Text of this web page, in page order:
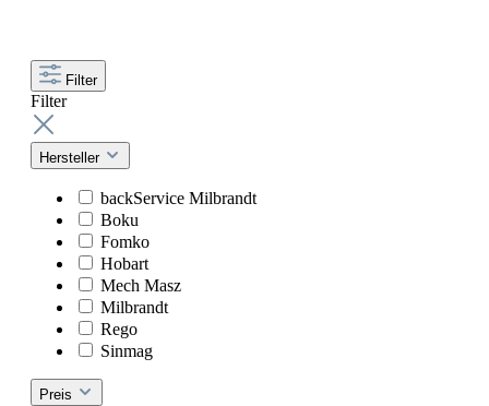
Filter
Filter
Hersteller
backService Milbrandt
Boku
Fomko
Hobart
Mech Masz
Milbrandt
Rego
Sinmag
Preis